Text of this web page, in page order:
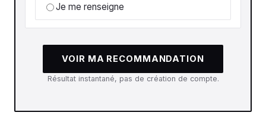
Je me renseigne
VOIR MA RECOMMANDATION
Résultat instantané, pas de création de compte.